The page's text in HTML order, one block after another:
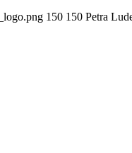
150 150 Petra